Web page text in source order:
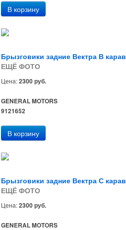
Брызговики задние Вектра В
ЕЩЁ ФОТО
Цена:2300 руб.
GENERAL MOTORS
9121652
Брызговики задние Вектра С
ЕЩЁ ФОТО
Цена:2300 руб.
GENERAL MOTORS